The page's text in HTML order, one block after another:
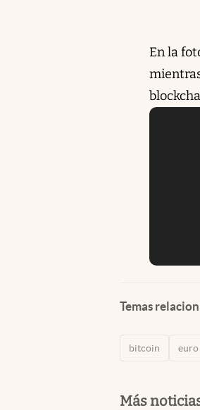
En la
Temas
bitcoin euro
Más